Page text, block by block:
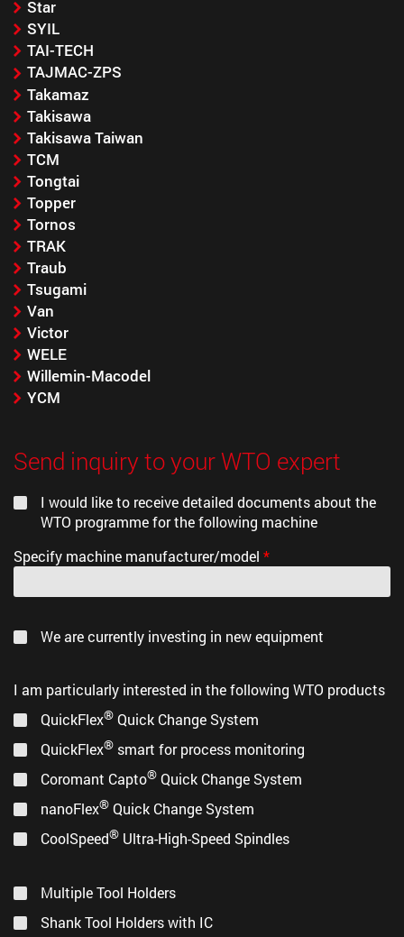
Star
SYIL
TAI-TECH
TAJMAC-ZPS
Takamaz
Takisawa
Takisawa Taiwan
TCM
Tongtai
Topper
Tornos
TRAK
Traub
Tsugami
Van
Victor
WELE
Willemin-Macodel
YCM
Send inquiry to your WTO expert
I would like to receive detailed documents about the
WTO programme for the following machine
Specify machine manufacturer/model *
We are currently investing in new equipment
I am particularly interested in the following WTO products
QuickFlex® Quick Change System
QuickFlex® smart for process monitoring
Coromant Capto® Quick Change System
nanoFlex® Quick Change System
CoolSpeed® Ultra-High-Speed Spindles
Multiple Tool Holders
Shank Tool Holders with IC